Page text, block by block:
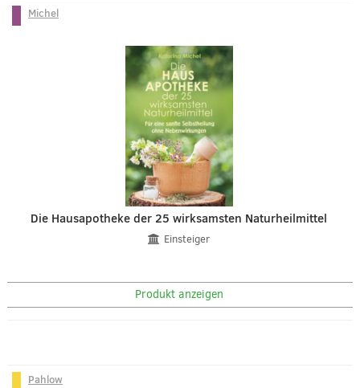
Michel
Die Hausapotheke der 25 wirksamsten Naturheilmittel
Einsteiger
Produkt anzeigen
Pahlow